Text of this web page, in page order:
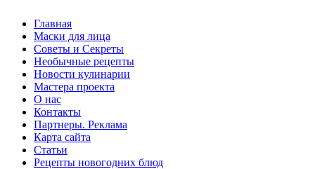
Главная
Маски для лица
Советы и Секреты
Необычные рецепты
Новости кулинарии
Мастера проекта
О нас
Контакты
Партнеры. Реклама
Карта сайта
Статьи
Рецепты новогодних блюд